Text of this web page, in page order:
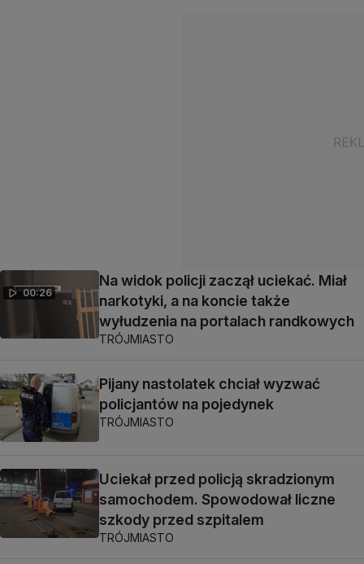
00:26
Na widok policji zaczął uciekać. Miał
narkotyki, a na koncie także
wyłudzenia na portalach randkowych
TRÓJMIASTO
Pijany nastolatek chciał wyzwać
policjantów na pojedynek
TRÓJMIASTO
Uciekał przed policją skradzionym
samochodem. Spowodował liczne
szkody przed szpitalem
TRÓJMIASTO